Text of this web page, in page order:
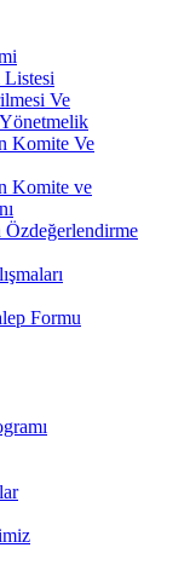
Ve
Komite Ve
Komite ve
Özdeğerlendirme
Formu